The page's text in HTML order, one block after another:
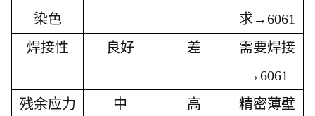
染色
求→6061
焊接性
良好 差
需要焊接
→6061
残余应力
中 高
精密薄壁